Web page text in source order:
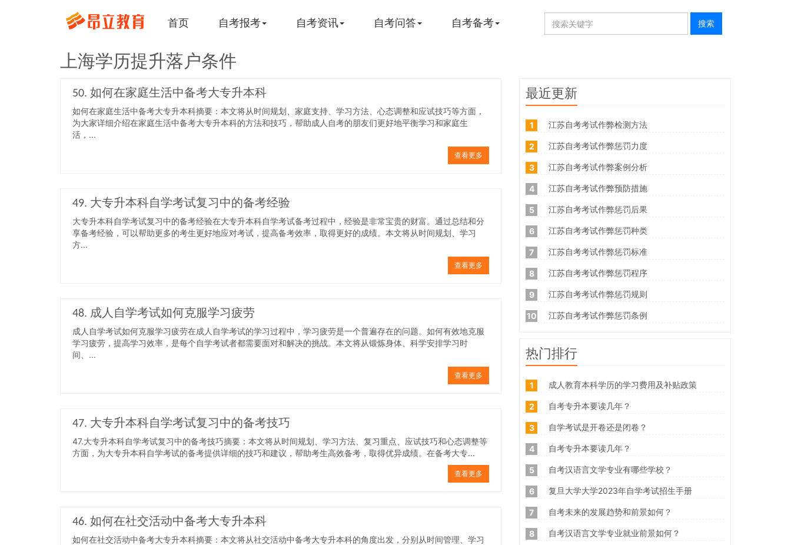
首页 自考报考 自考资讯 自考问答 自考备考
上海学历提升落户条件
50. 如何在家庭生活中备考大专升本科
如何在家庭生活中备考大专升本科摘要：本文将从时间规划、家庭支持、学习方法、心态调整和应试技巧等方面，
为大家详细介绍在家庭生活中备考大专升本科的方法和技巧，帮助成人自考的朋友们更好地平衡学习和家庭生
活，...
查看更多
49. 大专升本科自学考试复习中的备考经验
大专升本科自学考试复习中的备考经验在大专升本科自学考试备考过程中，经验是非常宝贵的财富。通过总结和分
享备考经验，可以帮助更多的考生更好地应对考试，提高备考效率，取得更好的成绩。本文将从时间规划、学习
方...
查看更多
48. 成人自学考试如何克服学习疲劳
成人自学考试如何克服学习疲劳在成人自学考试的学习过程中，学习疲劳是一个普遍存在的问题。如何有效地克服
学习疲劳，提高学习效率，是每个自学考试者都需要面对和解决的挑战。本文将从锻炼身体、科学安排学习时
间、...
查看更多
47. 大专升本科自学考试复习中的备考技巧
47.大专升本科自学考试复习中的备考技巧摘要：本文将从时间规划、学习方法、复习重点、应试技巧和心态调整等
方面，为大专升本科自学考试的备考提供详细的技巧和建议，帮助考生高效备考，取得优异成绩。在备考大专...
查看更多
46. 如何在社交活动中备考大专升本科
如何在社交活动中备考大专升本科摘要：本文将从社交活动中备考大专升本科的角度出发，分别从时间管理、学习
最近更新
1 江苏自考考试作弊检测方法
2 江苏自考考试作弊惩罚力度
3 江苏自考考试作弊案例分析
4 江苏自考考试作弊预防措施
5 江苏自考考试作弊惩罚后果
6 江苏自考考试作弊惩罚种类
7 江苏自考考试作弊惩罚标准
8 江苏自考考试作弊惩罚程序
9 江苏自考考试作弊惩罚规则
10 江苏自考考试作弊惩罚条例
热门排行
1 成人教育本科学历的学习费用及补贴政策
2 自考专升本要读几年？
3 自学考试是开卷还是闭卷？
4 自考专升本要读几年？
5 自考汉语言文学专业有哪些学校？
6 复旦大学大学2023年自学考试招生手册
7 自考未来的发展趋势和前景如何？
8 自考汉语言文学专业就业前景如何？